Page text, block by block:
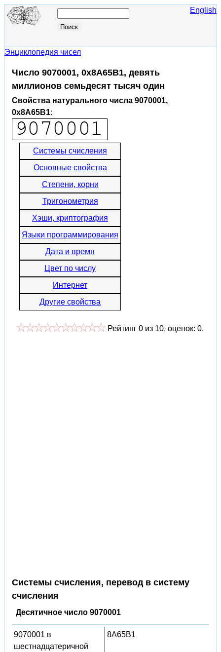
English
Энциклопедия чисел
Число 9070001, 0x8A65B1, девять
миллионов семьдесят тысяч один
Свойства натурального числа 9070001,
0x8A65B1:
Системы счисления
Основные свойства
Степени, корни
Тригонометрия
Хэши, криптография
Языки программирования
Дата и время
Цвет по числу
Интернет
Другие свойства
Рейтинг 0 из 10, оценок: 0.
Системы счисления, перевод в систему
счисления
Десятичное число 9070001
9070001 в
шестнадцатеричной
8A65B1